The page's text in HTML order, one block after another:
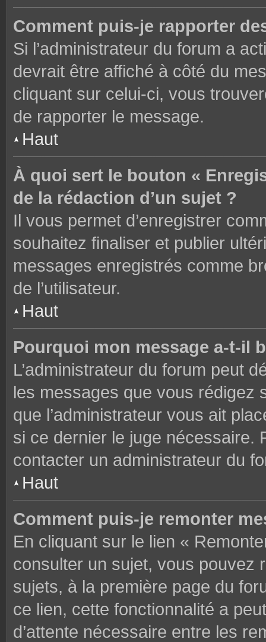
Comment puis-je rapporter
Si l’administrateur du forum a
devrait être affiché à côté du
cliquant sur celui-ci, vous
de rapporter le message.
Haut
À quoi sert le bouton «
de la rédaction d’un sujet ?
Il vous permet d’enregistrer
souhaitez finaliser et publier
messages enregistrés comme
de l’utilisateur.
Haut
Pourquoi mon message a-t-il
L’administrateur du forum peut
les messages que vous rédigez
que l’administrateur vous ait
si ce dernier le juge nécessaire.
contacter un administrateur du
Haut
Comment puis-je remonter
En cliquant sur le lien «
consulter un sujet, vous pouvez
sujets, à la première page du
ce lien, cette fonctionnalité a
d’attente nécessaire entre les